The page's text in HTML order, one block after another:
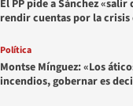
El PP pide a Sánchez
rendir cuentas por la crisis
Política
Montse Mínguez: «Los
incendios, gobernar es